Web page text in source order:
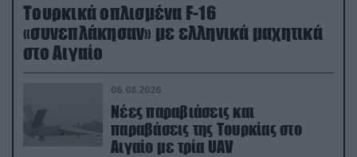
Τουρκικά οπλισμένα F-16
«συνεπλάκησαν» με ελληνικά μαχητικά
στο Αιγαίο
06.08.2026
Νέες παραβιάσεις και
παραβάσεις της Τουρκίας στο
Αιγαίο με τρία UAV